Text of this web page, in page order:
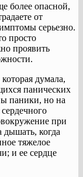
более опасной,
от
серьезно.
просто
проявить
думала,
панических
паники, но на
при
дышать, когда
тяжелое
и ее сердце